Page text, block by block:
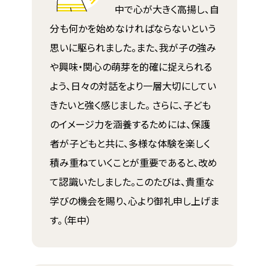
中で心が大きく高揚し、自
分も何かを始めなければならないという
思いに駆られました。また、我が子の強み
や興味・関心の萌芽を的確に捉えられる
よう、日々の対話をより一層大切にしてい
きたいと強く感じました。 さらに、子ども
のイメージ力を涵養するためには、保護
者が子どもと共に、多様な体験を楽しく
積み重ねていくことが重要であると、改め
て認識いたしました。このたびは、貴重な
学びの機会を賜り、心より御礼申し上げま
す。（年中）